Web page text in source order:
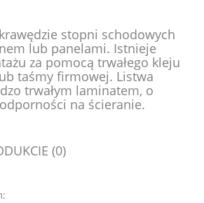
stopni schodowych
lub panelami. Istnieje
za pomocą trwałego kleju
taśmy firmowej. Listwa
trwałym laminatem, o
na ścieranie.
(0)